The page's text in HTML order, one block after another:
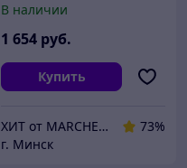
полноразмерная,
ширина 59.8см,
полновстраиваемая,
загрузка
В наличии
1 654 руб.
Купить
ХИТ от MARCHENKO
73%
г. Минск